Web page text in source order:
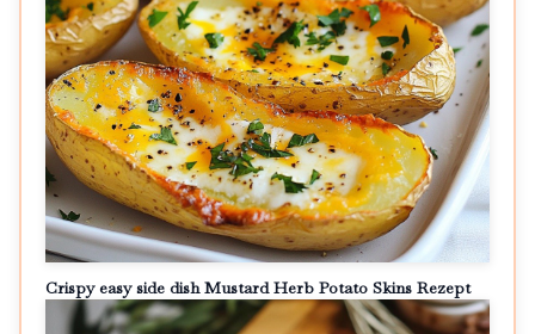
Crispy easy side dish Mustard Herb Potato Skins Rezept